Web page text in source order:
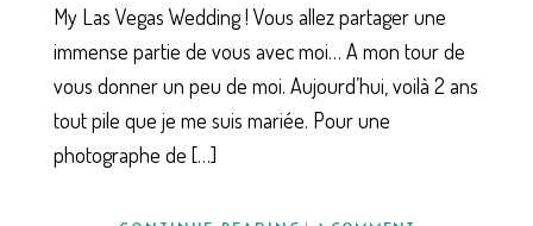
My Las Vegas Wedding ! Vous allez partager une
immense partie de vous avec moi… A mon tour de
vous donner un peu de moi. Aujourd’hui, voilà 2 ans
tout pile que je me suis mariée. Pour une
photographe de […]